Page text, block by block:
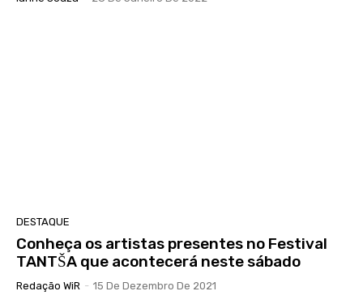
DESTAQUE
Conheça os artistas presentes no Festival
TANTŠA que acontecerá neste sábado
Redação WiR - 15 De Dezembro De 2021